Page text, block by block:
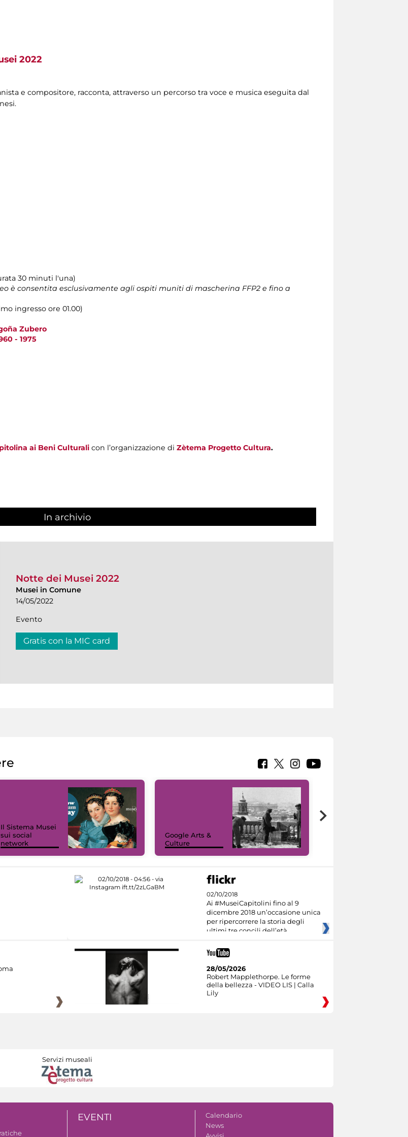
2022
e compositore, racconta, attraverso un percorso tra voce e musica eseguita dal
30 minuti l'una)
è consentita esclusivamente agli ospiti muniti di mascherina FFP2 e fino a
ingresso ore 01.00)
Zubero
- 1975
ai Beni Culturali con l’organizzazione di Zètema Progetto Cultura.
In archivio
Notte dei Musei 2022
Musei in Comune
14/05/2022
Evento
Gratis con la MIC card
Il Sistema Musei
sui social
network
Google Arts &
Culture
02/10/2018
Ai #MuseiCapitolini fino al 9
dicembre 2018 un’occasione unica
per ripercorrere la storia degli
ultimi tre concili dell’età
28/05/2026
Robert Mapplethorpe. Le forme
della bellezza - VIDEO LIS | Calla
Lily
Servizi museali
EVENTI
Calendario
News
Avvisi